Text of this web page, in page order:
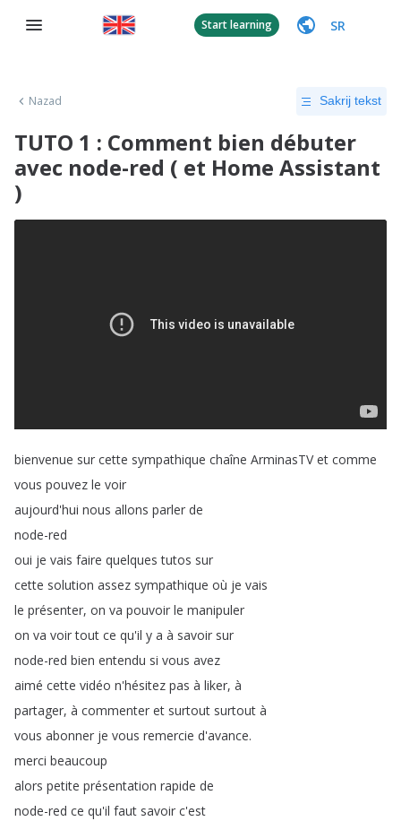
Start learning SR
Nazad Sakrij tekst
TUTO 1 : Comment bien débuter
avec node-red ( et Home Assistant
)
bienvenue sur cette sympathique chaîne ArminasTV et comme
vous pouvez le voir
aujourd'hui nous allons parler de
node-red
oui je vais faire quelques tutos sur
cette solution assez sympathique où je vais
le présenter, on va pouvoir le manipuler
on va voir tout ce qu'il y a à savoir sur
node-red bien entendu si vous avez
aimé cette vidéo n'hésitez pas à liker, à
partager, à commenter et surtout surtout à
vous abonner je vous remercie d'avance.
merci beaucoup
alors petite présentation rapide de
node-red ce qu'il faut savoir c'est